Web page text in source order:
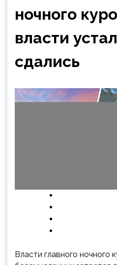
ночного
власти
сдались
Власти главного